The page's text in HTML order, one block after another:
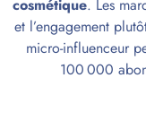
cosmétique. Les
et l’engagement
micro-influenceur
100 000